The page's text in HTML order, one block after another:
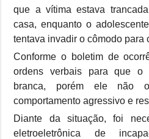
que a vítima estava
casa, enquanto o
tentava invadir o cômodo para
Conforme o boletim de
ordens verbais para que o
branca, porém ele não
comportamento agressivo e
Diante da situação, foi
eletroeletrônica de